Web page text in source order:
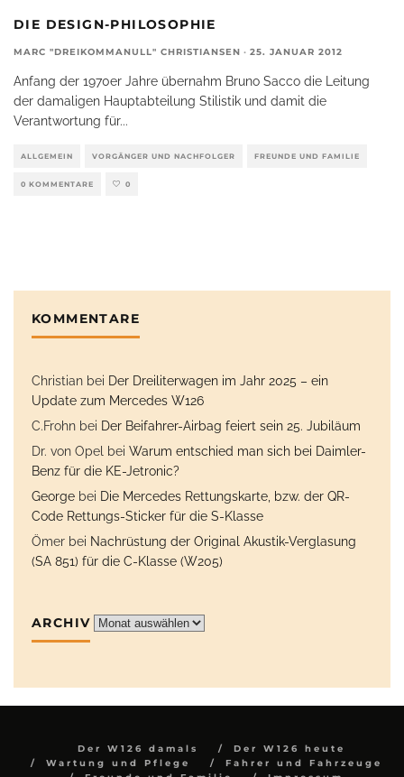
DIE DESIGN-PHILOSOPHIE
MARC "DREIKOMMANULL" CHRISTIANSEN · 25. JANUAR 2012
Anfang der 1970er Jahre übernahm Bruno Sacco die Leitung
der damaligen Hauptabteilung Stilistik und damit die
Verantwortung für...
ALLGEMEIN VORGÄNGER UND NACHFOLGER FREUNDE UND FAMILIE
0 KOMMENTARE 0
KOMMENTARE
Christian bei Der Dreiliterwagen im Jahr 2025 – ein
Update zum Mercedes W126
C.Frohn bei Der Beifahrer-Airbag feiert sein 25. Jubiläum
Dr. von Opel bei Warum entschied man sich bei Daimler-
Benz für die KE-Jetronic?
George bei Die Mercedes Rettungskarte, bzw. der QR-
Code Rettungs-Sticker für die S-Klasse
Ömer bei Nachrüstung der Original Akustik-Verglasung
(SA 851) für die C-Klasse (W205)
ARCHIV Archiv
Der W126 damals
Der W126 heute
Wartung und Pflege
Fahrer und Fahrzeuge